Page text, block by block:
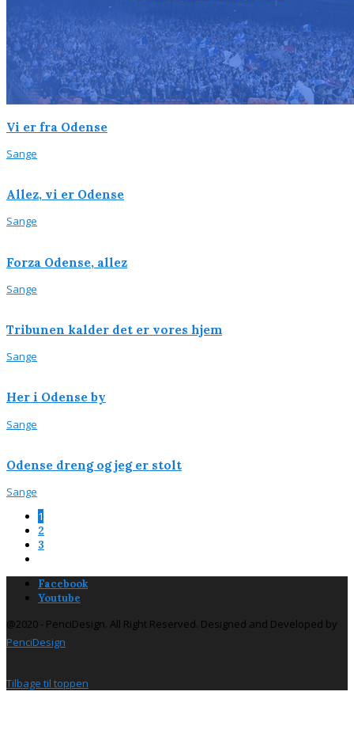
Vi er fra Odense
Sange
Allez, vi er Odense
Sange
Forza Odense, allez
Sange
Tribunen kalder det er vores hjem
Sange
Her i Odense by
Sange
Odense dreng og jeg er stolt
Sange
1
2
3
Facebook
Youtube
@2020 - PenciDesign. All Right Reserved. Designed and Developed by
PenciDesign
Tilbage til toppen